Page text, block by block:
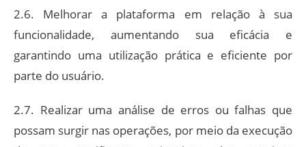
2.6. Melhorar a plataforma em relação à sua
funcionalidade, aumentando sua eficácia e
garantindo uma utilização prática e eficiente por
parte do usuário.
2.7. Realizar uma análise de erros ou falhas que
possam surgir nas operações, por meio da execução